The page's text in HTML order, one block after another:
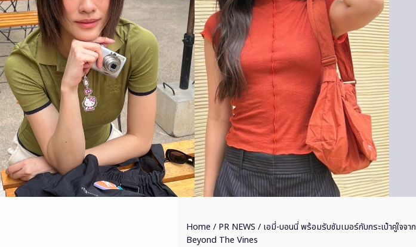
Home / PR NEWS / เอมี่-บอนนี่ พร้อมรับซัมเมอร์กับกระเป๋าคู่ใจจาก
Beyond The Vines